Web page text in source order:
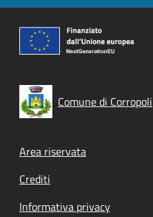
Comune di Corropoli
Footer menu
Area riservata
Crediti
Informativa privacy